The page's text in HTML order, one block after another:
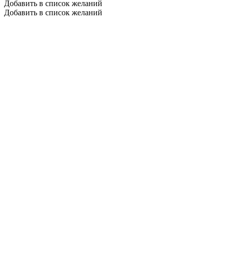
Добавить в список желаний
Добавить в список желаний